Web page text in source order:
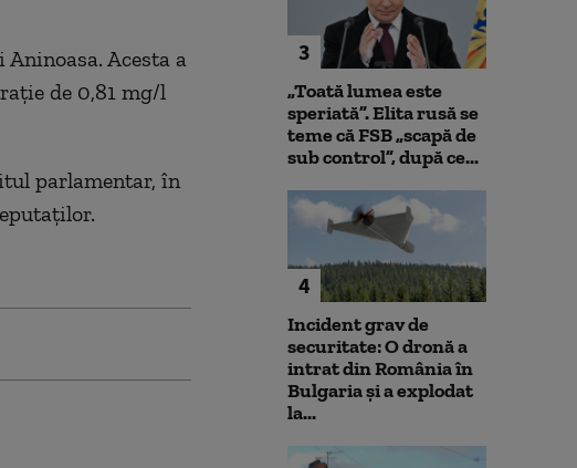
Acesta a
de 0,81 mg/l
parlamentar, în
3
„Toată lumea este
speriată”. Elita rusă se
teme că FSB „scapă de
sub control”, după ce...
4
Incident grav de
securitate: O dronă a
intrat din România în
Bulgaria şi a explodat
la...